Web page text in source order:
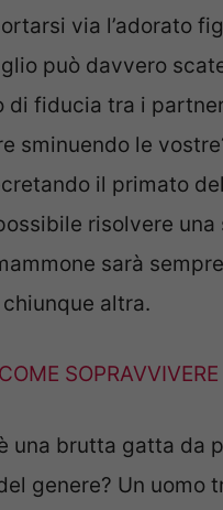
via l’adorato
può davvero
di fiducia tra i
sminuendo le
il primato
risolvere
sarà
altra.
COME
una brutta gatta da
genere? Un